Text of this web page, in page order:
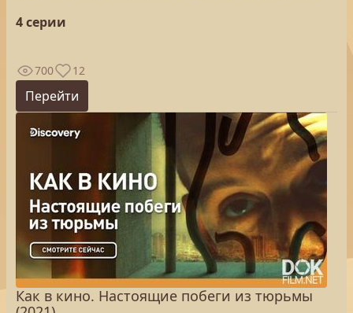
4 серии
700 12
Перейти
Как в кино. Настоящие побеги из тюрьмы